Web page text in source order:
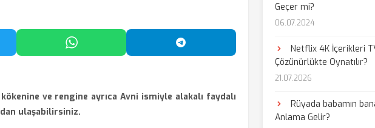
Paylaş WhatsApp'ta Paylaş Telegram'da Paylaş
ve rengine ayrıca Avni ismiyle alakalı faydalı
ulaşabilirsiniz.
Geçer mi?
06.07.2024
Netflix 4K İçerikleri
Çözünürlükte Oynatılır?
21.07.2026
Rüyada babamın
Anlama Gelir?